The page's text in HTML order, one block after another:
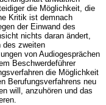
die Möglichkeit, die
Kritik ist demnach
der Einwand des
nichts daran ändert,
des zweiten
von Audiogesprächen
Beschwerdeführer
die Möglichkeit
Berufungsverfahrens neu
will, anzuhören und das